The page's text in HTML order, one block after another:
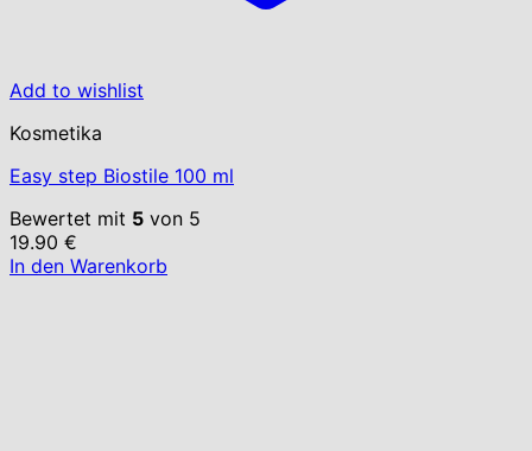
Add to wishlist
Kosmetika
Easy step Biostile 100 ml
Bewertet mit 5 von 5
19.90 €
In den Warenkorb